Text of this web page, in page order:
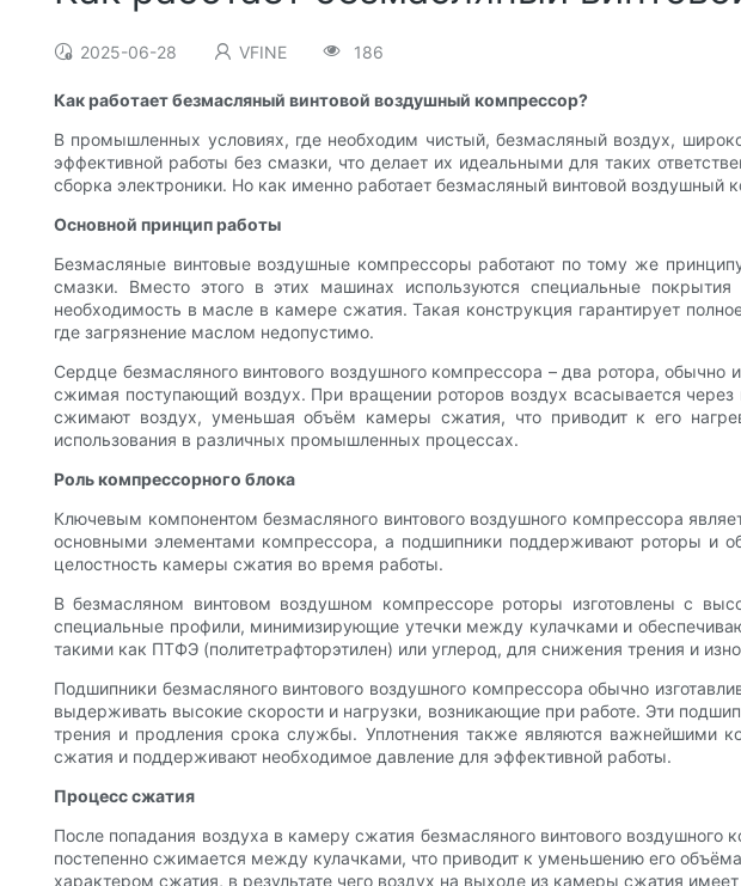
2025-06-28 VFINE 186
Как работает безмасляный винтовой воздушный компрессор?
В промышленных условиях, где необходим чистый, безмасляный воздух,
эффективной работы без смазки, что делает их идеальными для таких
сборка электроники. Но как именно работает безмасляный винтовой воздушный
Основной принцип работы
Безмасляные винтовые воздушные компрессоры работают по тому же
смазки. Вместо этого в этих машинах используются специальные
необходимость в масле в камере сжатия. Такая конструкция гарантирует
где загрязнение маслом недопустимо.
Сердце безмасляного винтового воздушного компрессора – два ротора,
сжимая поступающий воздух. При вращении роторов воздух всасывается
сжимают воздух, уменьшая объём камеры сжатия, что приводит к его
использования в различных промышленных процессах.
Роль компрессорного блока
Ключевым компонентом безмасляного винтового воздушного компрессора
основными элементами компрессора, а подшипники поддерживают роторы и
целостность камеры сжатия во время работы.
В безмасляном винтовом воздушном компрессоре роторы изготовлены с
специальные профили, минимизирующие утечки между кулачками и
такими как ПТФЭ (политетрафторэтилен) или углерод, для снижения трения и
Подшипники безмасляного винтового воздушного компрессора обычно
выдерживать высокие скорости и нагрузки, возникающие при работе. Эти
трения и продления срока службы. Уплотнения также являются важнейшими
сжатия и поддерживают необходимое давление для эффективной работы.
Процесс сжатия
После попадания воздуха в камеру сжатия безмасляного винтового
постепенно сжимается между кулачками, что приводит к уменьшению его
характером сжатия, в результате чего воздух на выходе из камеры сжатия